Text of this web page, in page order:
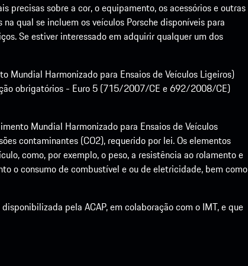
precisas sobre a cor, o equipamento, os acessórios e outras
qual se incluem os veículos Porsche disponíveis para
Se estiver interessado em adquirir qualquer um dos
Mundial Harmonizado para Ensaios de Veículos Ligeiros)
obrigatórios - Euro 5 (715/2007/CE e 692/2008/CE)
Mundial Harmonizado para Ensaios de Veículos
contaminantes (CO2), requerido por lei. Os elementos
como, por exemplo, o peso, a resistência ao rolamento e
o consumo de combustível e ou de eletricidade, bem como
pela ACAP, em colaboração com o IMT, e que